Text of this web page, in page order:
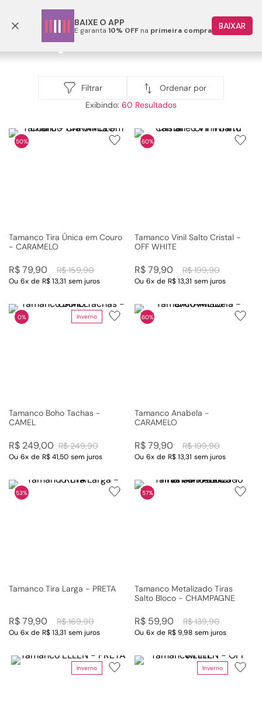
BAIXE O APP
E garanta 10% OFF na primeira compra BAIXAR
tamancos femininos
Tamancos Femininos
Filtrar
Ordenar por
60
50%
Tamanco Tira Única em Couro
- CARAMELO
R$ 159,90
R$79,90
Ou 6x de R$ 13,31 sem juros
60%
Tamanco Vinil Salto Cristal -
OFF WHITE
R$ 199,90
R$79,90
Ou 6x de R$ 13,31 sem juros
Inverno
0%
Tamanco Boho Tachas -
CAMEL
R$ 249,90
R$ 249,00
Ou 6x de R$ 41,50 sem juros
60%
Tamanco Anabela -
CARAMELO
R$ 199,90
R$79,90
Ou 6x de R$ 13,31 sem juros
53%
Tamanco Tira Larga - PRETA
R$ 169,90
R$79,90
Ou 6x de R$ 13,31 sem juros
57%
Tamanco Metalizado Tiras
Salto Bloco - CHAMPAGNE
R$ 139,90
R$ 59,90
Ou 6x de R$ 9,98 sem juros
Inverno Inverno
4º
sandalia
5º
10º couro